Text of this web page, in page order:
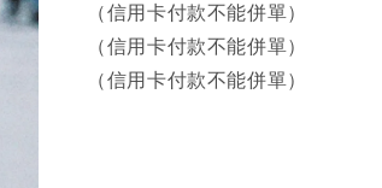
（信用卡付款不能併單）
（信用卡付款不能併單）
（信用卡付款不能併單）